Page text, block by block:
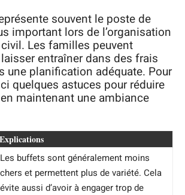
souvent le poste de
important lors de l’organisation
civil. Les familles peuvent
entraîner dans des frais
une planification adéquate. Pour
quelques astuces pour réduire
maintenant une ambiance
Explications
Les buffets sont généralement moins
chers et permettent plus de variété. Cela
évite aussi d’avoir à engager trop de